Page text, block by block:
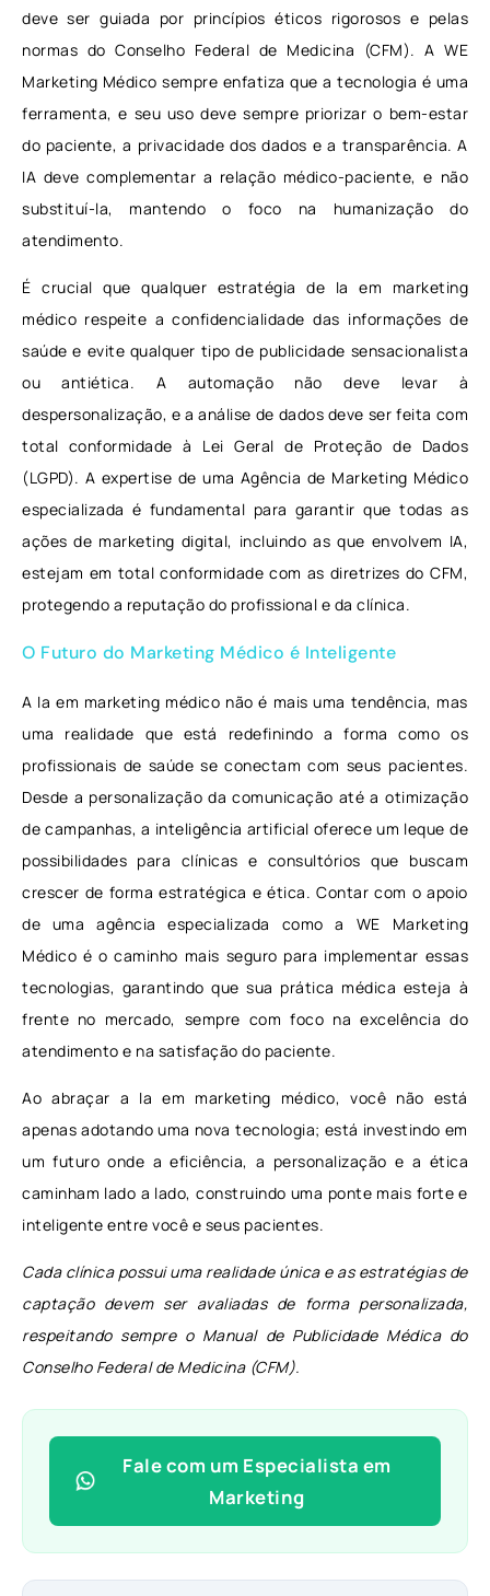
deve ser guiada por princípios éticos rigorosos e pelas
normas do Conselho Federal de Medicina (CFM). A WE
Marketing Médico sempre enfatiza que a tecnologia é uma
ferramenta, e seu uso deve sempre priorizar o bem-estar
do paciente, a privacidade dos dados e a transparência. A
IA deve complementar a relação médico-paciente, e não
substituí-la, mantendo o foco na humanização do
atendimento.
É crucial que qualquer estratégia de Ia em marketing
médico respeite a confidencialidade das informações de
saúde e evite qualquer tipo de publicidade sensacionalista
ou antiética. A automação não deve levar à
despersonalização, e a análise de dados deve ser feita com
total conformidade à Lei Geral de Proteção de Dados
(LGPD). A expertise de uma Agência de Marketing Médico
especializada é fundamental para garantir que todas as
ações de marketing digital, incluindo as que envolvem IA,
estejam em total conformidade com as diretrizes do CFM,
protegendo a reputação do profissional e da clínica.
O Futuro do Marketing Médico é Inteligente
A Ia em marketing médico não é mais uma tendência, mas
uma realidade que está redefinindo a forma como os
profissionais de saúde se conectam com seus pacientes.
Desde a personalização da comunicação até a otimização
de campanhas, a inteligência artificial oferece um leque de
possibilidades para clínicas e consultórios que buscam
crescer de forma estratégica e ética. Contar com o apoio
de uma agência especializada como a WE Marketing
Médico é o caminho mais seguro para implementar essas
tecnologias, garantindo que sua prática médica esteja à
frente no mercado, sempre com foco na excelência do
atendimento e na satisfação do paciente.
Ao abraçar a Ia em marketing médico, você não está
apenas adotando uma nova tecnologia; está investindo em
um futuro onde a eficiência, a personalização e a ética
caminham lado a lado, construindo uma ponte mais forte e
inteligente entre você e seus pacientes.
Cada clínica possui uma realidade única e as estratégias de
captação devem ser avaliadas de forma personalizada,
respeitando sempre o Manual de Publicidade Médica do
Conselho Federal de Medicina (CFM).
Fale com um Especialista em
Marketing